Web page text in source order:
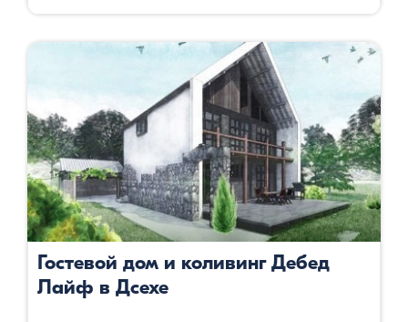
Гостевой дом и коливинг Дебед
Лайф в Дсехе